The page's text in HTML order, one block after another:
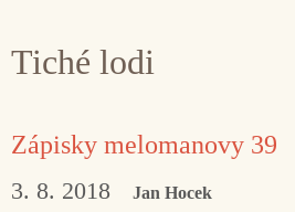
Tiché lodi
Zápisky melomanovy 39
3. 8. 2018 Jan Hocek